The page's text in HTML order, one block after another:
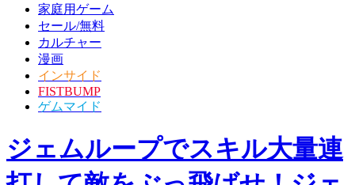
家庭用ゲーム
セール/無料
カルチャー
漫画
インサイド
FISTBUMP
ゲムマイド
ジェムループでスキル大量連